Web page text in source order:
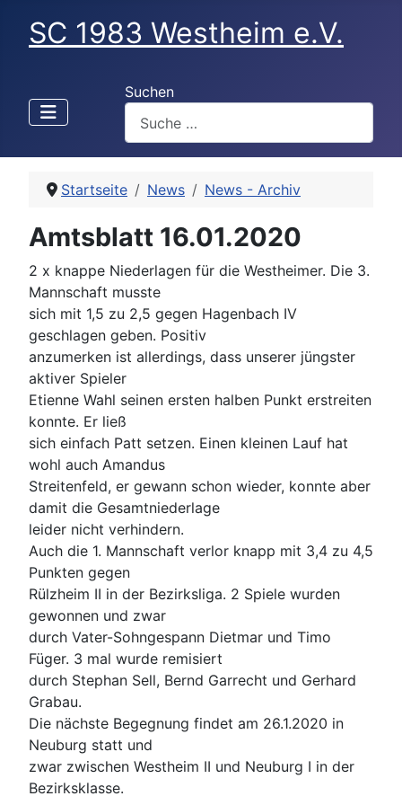
SC 1983 Westheim e.V.
Suchen
Startseite News News - Archiv
Amtsblatt 16.01.2020
2 x knappe Niederlagen für die Westheimer. Die 3.
Mannschaft musste
sich mit 1,5 zu 2,5 gegen Hagenbach IV
geschlagen geben. Positiv
anzumerken ist allerdings, dass unserer jüngster
aktiver Spieler
Etienne Wahl seinen ersten halben Punkt erstreiten
konnte. Er ließ
sich einfach Patt setzen. Einen kleinen Lauf hat
wohl auch Amandus
Streitenfeld, er gewann schon wieder, konnte aber
damit die Gesamtniederlage
leider nicht verhindern.
Auch die 1. Mannschaft verlor knapp mit 3,4 zu 4,5
Punkten gegen
Rülzheim II in der Bezirksliga. 2 Spiele wurden
gewonnen und zwar
durch Vater-Sohngespann Dietmar und Timo
Füger. 3 mal wurde remisiert
durch Stephan Sell, Bernd Garrecht und Gerhard
Grabau.
Die nächste Begegnung findet am 26.1.2020 in
Neuburg statt und
zwar zwischen Westheim II und Neuburg I in der
Bezirksklasse.